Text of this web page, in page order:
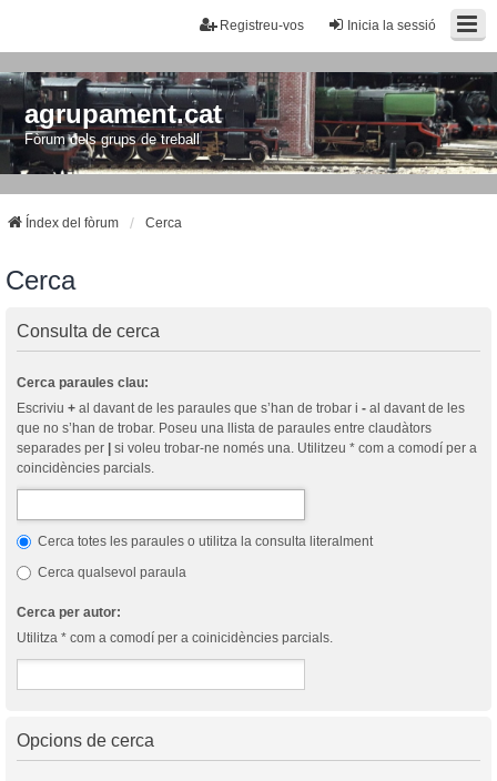
Inicia la sessió
Registreu-vos
agrupament.cat
Fòrum dels grups de treball
Índex del fòrum Cerca
Cerca
Consulta de cerca
Cerca paraules clau:
Escriviu + al davant de les paraules que s’han de trobar i - al davant de les
que no s’han de trobar. Poseu una llista de paraules entre claudàtors
separades per | si voleu trobar-ne només una. Utilitzeu * com a comodí per a
coincidències parcials.
Cerca totes les paraules o utilitza la consulta literalment
Cerca qualsevol paraula
Cerca per autor:
Utilitza * com a comodí per a coinicidències parcials.
Opcions de cerca